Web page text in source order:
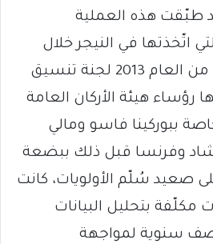
طبّقت هذه العملية
اتّخذتها في النيجر خلال
تشرين الأول (أكتوبر) من العام 2013 لجنة تنسيق
رؤساء هيئة الأركان العامة
ببوركينا فاسو ومالي
وتشاد وفرنسا قبل ذلك ببضعة
صعيد سُلّم الأولويات، كانت
مكلّفة بتحليل البيانات
سنوية لمواجهة